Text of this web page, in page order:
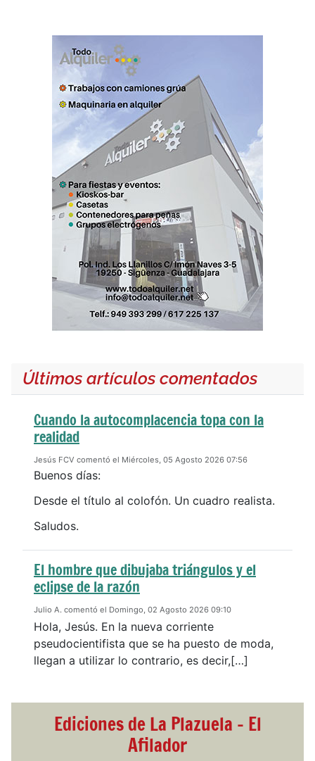
Últimos artículos comentados
Cuando la autocomplacencia topa con la
realidad
Jesús FCV comentó el Miércoles, 05 Agosto 2026 07:56
Buenos días:
Desde el título al colofón. Un cuadro realista.
Saludos.
El hombre que dibujaba triángulos y el
eclipse de la razón
Julio A. comentó el Domingo, 02 Agosto 2026 09:10
Hola, Jesús. En la nueva corriente
pseudocientifista que se ha puesto de moda,
llegan a utilizar lo contrario, es decir,[…]
Ediciones de La Plazuela - El
Afilador